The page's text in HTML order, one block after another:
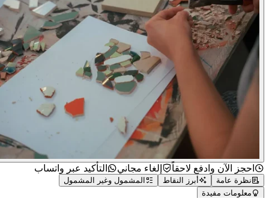
احجز الآن وادفع لاحقاً إلغاء مجاني التأكيد عبر واتساب
نظرة عامة أبرز النقاط
المشمول وغير المشمول
معلومات مفيدة